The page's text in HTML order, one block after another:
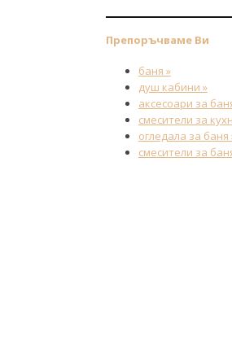
Препоръчваме Ви
баня »
душ кабини »
аксесоари за
смесители за
огледала за баня
смесители за